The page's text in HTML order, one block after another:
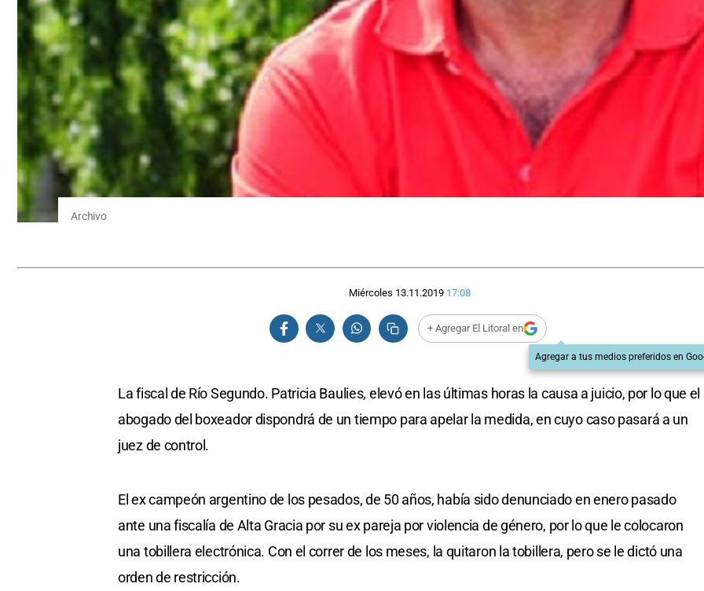
Archivo
Miércoles 13.11.2019 17:08
+ Agregar El Litoral en
Agregar a tus medios preferidos en
La fiscal de Río Segundo. Patricia Baulies, elevó en las últimas horas la causa a juicio, por lo que el
abogado del boxeador dispondrá de un tiempo para apelar la medida, en cuyo caso pasará a un
juez de control.
El ex campeón argentino de los pesados, de 50 años, había sido denunciado en enero pasado
ante una fiscalía de Alta Gracia por su ex pareja por violencia de género, por lo que le colocaron
una tobillera electrónica. Con el correr de los meses, la quitaron la tobillera, pero se le dictó una
orden de restricción.